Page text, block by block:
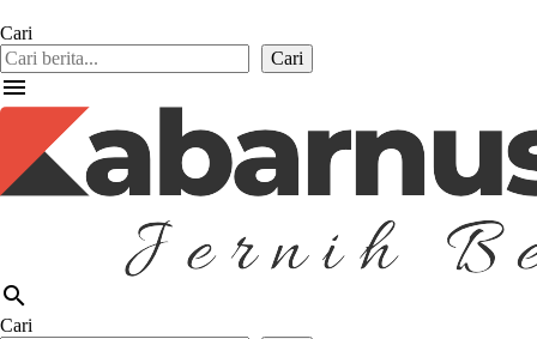
Cari
Cari
menu
search
Cari